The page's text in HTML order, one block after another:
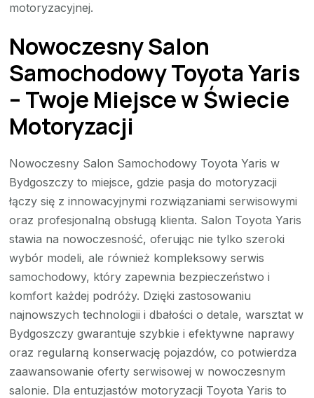
motoryzacyjnej.
Nowoczesny Salon
Samochodowy Toyota Yaris
– Twoje Miejsce w Świecie
Motoryzacji
Nowoczesny Salon Samochodowy Toyota Yaris w
Bydgoszczy to miejsce, gdzie pasja do motoryzacji
łączy się z innowacyjnymi rozwiązaniami serwisowymi
oraz profesjonalną obsługą klienta. Salon Toyota Yaris
stawia na nowoczesność, oferując nie tylko szeroki
wybór modeli, ale również kompleksowy serwis
samochodowy, który zapewnia bezpieczeństwo i
komfort każdej podróży. Dzięki zastosowaniu
najnowszych technologii i dbałości o detale, warsztat w
Bydgoszczy gwarantuje szybkie i efektywne naprawy
oraz regularną konserwację pojazdów, co potwierdza
zaawansowanie oferty serwisowej w nowoczesnym
salonie. Dla entuzjastów motoryzacji Toyota Yaris to